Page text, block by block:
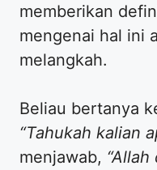
memberikan
mengenai hal ini
melangkah.
​Beliau bertanya
“Tahukah kalian
menjawab,